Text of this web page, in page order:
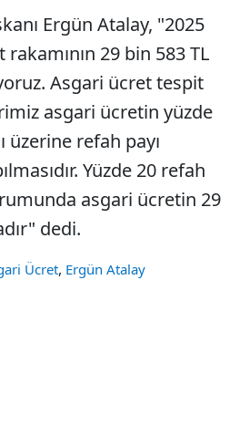
Ergün Atalay, "2025
rakamının 29 bin 583 TL
Asgari ücret tespit
asgari ücretin yüzde
üzerine refah payı
Yüzde 20 refah
asgari ücretin 29
dedi.
Ücret, Ergün Atalay